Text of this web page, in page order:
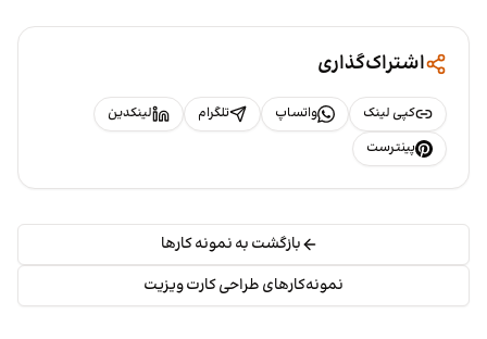
اشتراک‌گذاری
کپی لینک واتساپ تلگرام
لینکدین
پینترست
بازگشت به نمونه کارها
نمونه‌کارهای طراحی کارت ویزیت